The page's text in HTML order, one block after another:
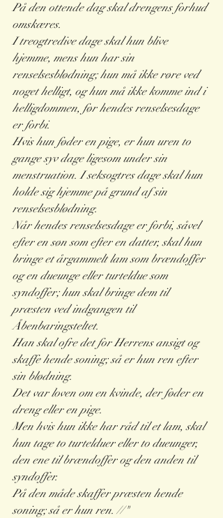
På den ottende dag skal drengens forhud
omskæres.
I treogtredive dage skal hun blive
hjemme, mens hun har sin
renselsesblødning; hun må ikke røre ved
noget helligt, og hun må ikke komme ind i
helligdommen, før hendes renselsesdage
er forbi.
Hvis hun føder en pige, er hun uren to
gange syv dage ligesom under sin
menstruation. I seksogtres dage skal hun
holde sig hjemme på grund af sin
renselsesblødning.
Når hendes renselsesdage er forbi, såvel
efter en søn som efter en datter, skal hun
bringe et årgammelt lam som brændoffer
og en dueunge eller turteldue som
syndoffer; hun skal bringe dem til
præsten ved indgangen til
Åbenbaringsteltet.
Han skal ofre det for Herrens ansigt og
skaffe hende soning; så er hun ren efter
sin blødning.
Det var loven om en kvinde, der føder en
dreng eller en pige.
Men hvis hun ikke har råd til et lam, skal
hun tage to turtelduer eller to dueunger,
den ene til brændoffer og den anden til
syndoffer.
På den måde skaffer præsten hende
soning; så er hun ren. //"